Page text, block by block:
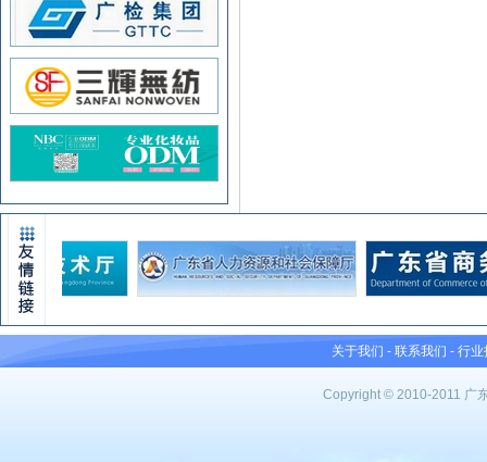
关于我们 - 联系我们 - 行业
Copyright © 2010-2011 广